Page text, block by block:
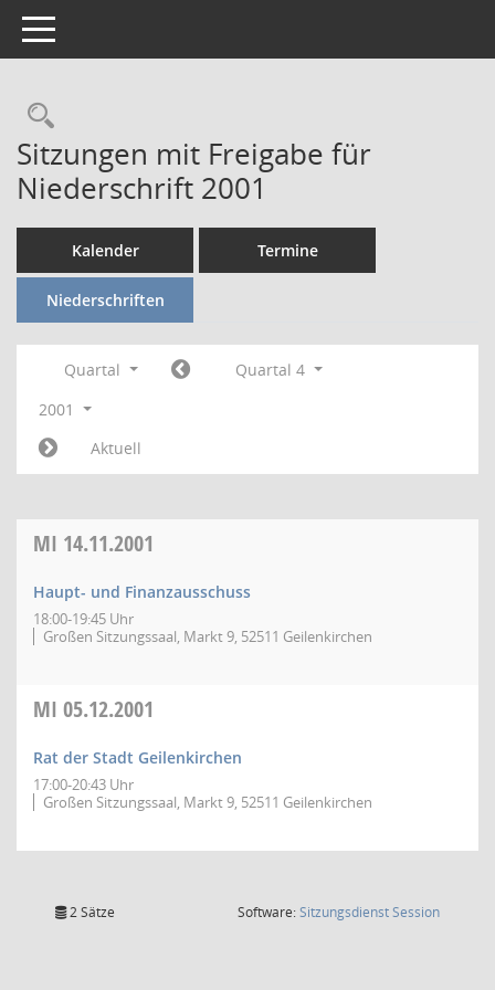
Toggle navigation
Rechercheauswahl
Sitzungen mit Freigabe für
Niederschrift 2001
Kalender Termine
Niederschriften
Quartal
Quartal 4
2001
Aktuell
MI 14.11.2001
Haupt- und Finanzausschuss
18:00-19:45 Uhr
Großen Sitzungssaal, Markt 9, 52511 Geilenkirchen
MI 05.12.2001
Rat der Stadt Geilenkirchen
17:00-20:43 Uhr
Großen Sitzungssaal, Markt 9, 52511 Geilenkirchen
2 Sätze Software:SitzungsdienstSession(Wird in